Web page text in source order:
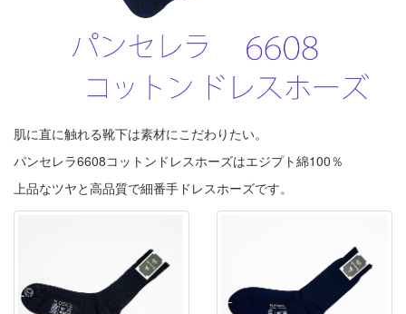
肌に直に触れる靴下は素材にこだわりたい。
パンセレラ6608コットンドレスホーズはエジプト綿100％
上品なツヤと高品質で細番手ドレスホーズです。